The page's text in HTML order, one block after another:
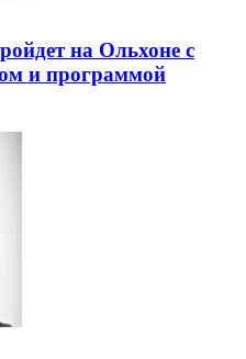
на Ольхоне с
и программой